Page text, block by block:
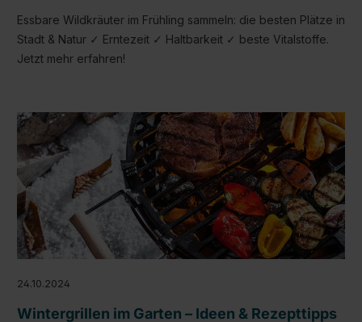
Essbare Wildkräuter im Frühling sammeln: die besten Plätze in
Stadt & Natur ✓ Erntezeit ✓ Haltbarkeit ✓ beste Vitalstoffe.
Jetzt mehr erfahren!
24.10.2024
Wintergrillen im Garten – Ideen & Rezepttipps